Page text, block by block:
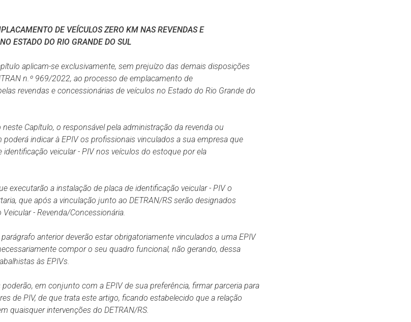
DE VEÍCULOS ZERO KM NAS REVENDAS E
ESTADO DO RIO GRANDE DO SUL
aplicam-se exclusivamente, sem prejuízo das demais disposições
n.º 969/2022, ao processo de emplacamento de
revendas e concessionárias de veículos no Estado do Rio Grande do
Capítulo, o responsável pela administração da revenda ou
poderá indicar à EPIV os profissionais vinculados a sua empresa que
veicular - PIV nos veículos do estoque por ela
executarão a instalação de placa de identificação veicular - PIV o
que após a vinculação junto ao DETRAN/RS serão designados
- Revenda/Concessionária.
anterior deverão estar obrigatoriamente vinculados a uma EPIV
compor o seu quadro funcional, não gerando, dessa
às EPIVs.
em conjunto com a EPIV de sua preferência, firmar parceria para
de PIV, de que trata este artigo, ficando estabelecido que a relação
quaisquer intervenções do DETRAN/RS.